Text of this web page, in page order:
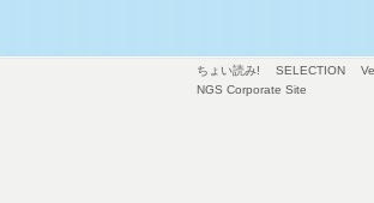
ちょい読み! SELECTION
NGS Corporate Site